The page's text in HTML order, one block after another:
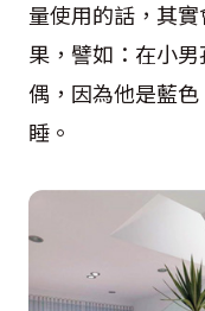
量使用的話，其
果，譬如：在小
偶，因為他是藍
睡。